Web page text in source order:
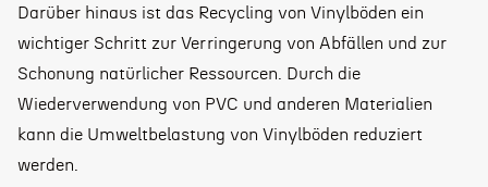
Darüber hinaus ist das Recycling von Vinylböden ein
wichtiger Schritt zur Verringerung von Abfällen und zur
Schonung natürlicher Ressourcen. Durch die
Wiederverwendung von PVC und anderen Materialien
kann die Umweltbelastung von Vinylböden reduziert
werden.